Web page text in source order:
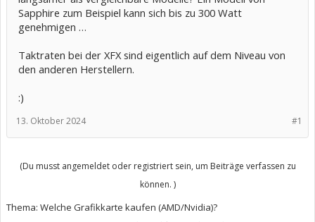
Sapphire zum Beispiel kann sich bis zu 300 Watt
genehmigen …
Taktraten bei der XFX sind eigentlich auf dem Niveau von
den anderen Herstellern.
:)
#1
13. Oktober 2024
(Du musst angemeldet oder registriert sein, um Beiträge verfassen zu
können. )
Thema: Welche Grafikkarte kaufen (AMD/Nvidia)?